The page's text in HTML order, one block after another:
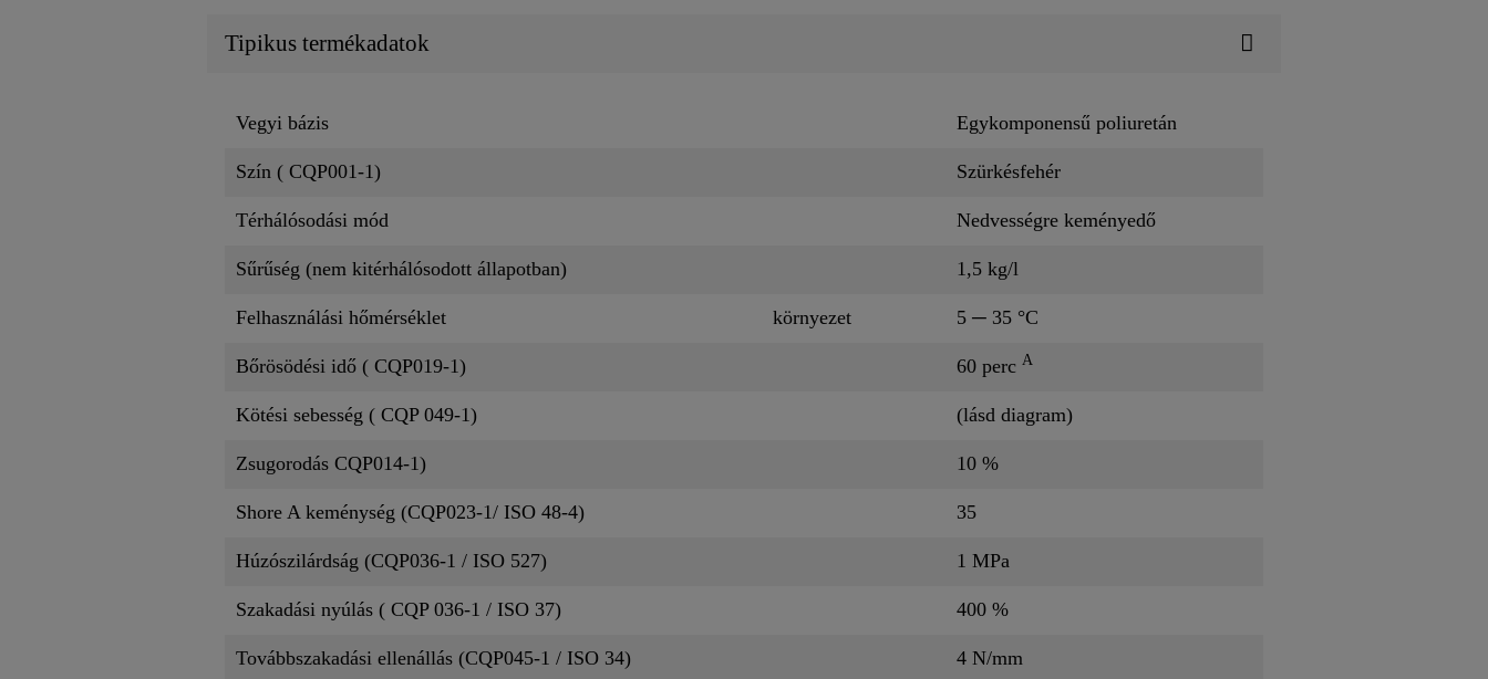
Tipikus termékadatok
Vegyi bázis Egykomponensű poliuretán
Szín ( CQP001-1) Szürkésfehér
Térhálósodási mód Nedvességre keményedő
Sűrűség (nem kitérhálósodott állapotban) 1,5 kg/l
Felhasználási hőmérséklet környezet 5 ─ 35 °C
Bőrösödési idő ( CQP019-1) 60 perc A
Kötési sebesség ( CQP 049-1) (lásd diagram)
Zsugorodás CQP014-1) 10 %
Shore A keménység (CQP023-1/ ISO 48-4) 35
Húzószilárdság (CQP036-1 / ISO 527) 1 MPa
Szakadási nyúlás ( CQP 036-1 / ISO 37) 400 %
Továbbszakadási ellenállás (CQP045-1 / ISO 34) 4 N/mm